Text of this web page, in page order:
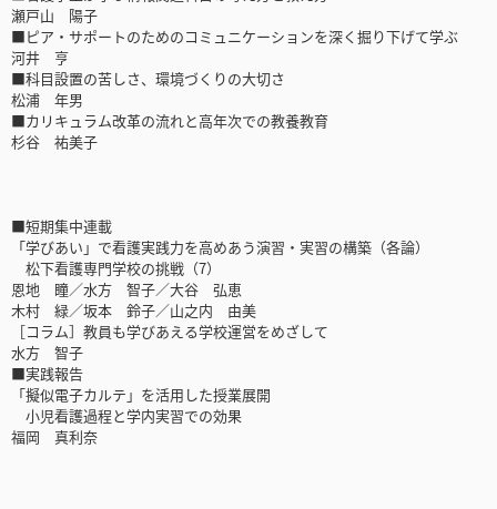
瀬戸山 陽子
■ピア・サポートのためのコミュニケーションを深く掘り下げて学ぶ
河井 亨
■科目設置の苦しさ、環境づくりの大切さ
松浦 年男
■カリキュラム改革の流れと高年次での教養教育
杉谷 祐美子
■短期集中連載
「学びあい」で看護実践力を高めあう演習・実習の構築（各論）
松下看護専門学校の挑戦（7）
恩地 瞳／水方 智子／大谷 弘恵
木村 緑／坂本 鈴子／山之内 由美
［コラム］教員も学びあえる学校運営をめざして
水方 智子
■実践報告
「擬似電子カルテ」を活用した授業展開
小児看護過程と学内実習での効果
福岡 真利奈